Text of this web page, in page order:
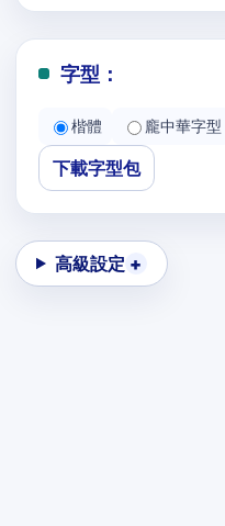
字型：
楷體 龐中華字型
下載字型包
高級設定